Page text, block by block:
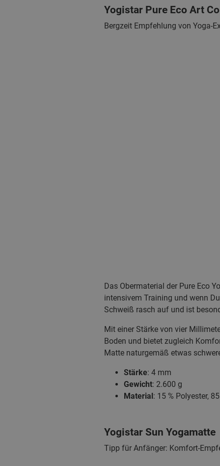
Yogistar Pure Eco Art
Bergzeit Empfehlung von Yoga-
Das Obermaterial der Pure Eco
intensivem Training und wenn
Schweiß rasch auf und ist
Mit einer Stärke von vier
Boden und bietet zugleich
Matte naturgemäß etwas
Stärke: 4 mm
Gewicht: 2.600 g
Material: 15 % Polyester,
Yogistar Sun Yogamatte
Tipp für Anfänger: Komfort-